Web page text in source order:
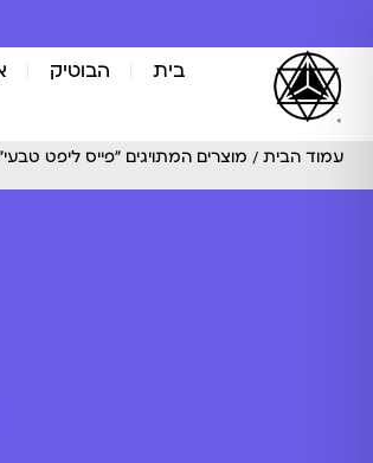
בית הבוטיק
עמוד הבית / מוצרים המתויגים “פייס ליפט